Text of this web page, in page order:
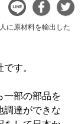
に原材料を輸出した
す。
一部の部品を
調達ができな